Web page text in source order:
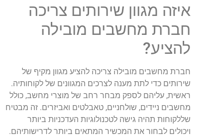
איזה מגוון שירותים צריכה
חברת מחשבים מובילה
להציע?
חברת מחשבים מובילה צריכה להציע מגוון מקיף של
שירותים כדי לתת מענה לצרכים המגוונים של לקוחותיה.
ראשית, עליהם לספק מבחר רחב של מוצרי מחשב, כולל
מחשבים ניידים, שולחניים, טאבלטים ואביזרים. זה מבטיח
שללקוחות תהיה גישה לטכנולוגיות העדכניות ביותר
ויכולים לבחור את המכשיר המתאים ביותר לדרישותיהם.